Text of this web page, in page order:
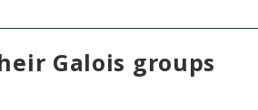
Galois groups